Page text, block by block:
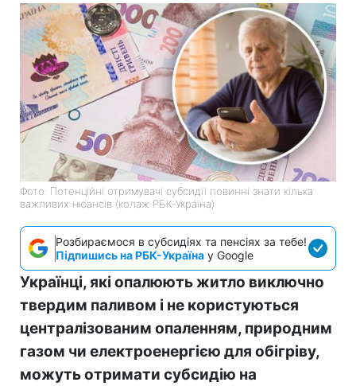
Фото: Потенційні отримувачі субсидії повинні знати кілька
важливих нюансів (колаж РБК-Україна)
Розбираємося в субсидіях та пенсіях за тебе!
Підпишись на РБК-Україна у Google
Українці, які опалюють житло виключно
твердим паливом і не користуються
централізованим опаленням, природним
газом чи електроенергією для обігріву,
можуть отримати субсидію на